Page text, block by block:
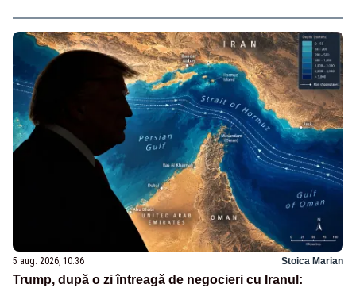
5 aug. 2026, 10:36 Stoica Marian
Trump, după o zi întreagă de negocieri cu Iranul: